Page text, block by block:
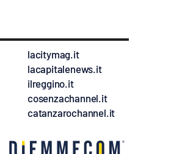
lacitymag.it
lacapitalenews.it
ilreggino.it
cosenzachannel.it
catanzarochannel.it